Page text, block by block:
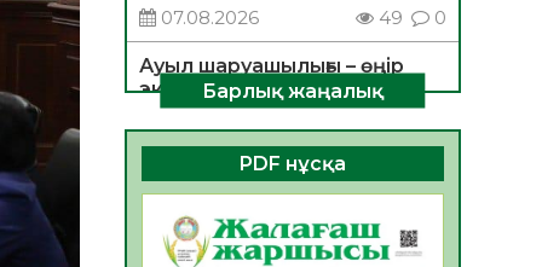
07.08.2026
49 0
Ауыл шаруашылығы – өңір
экономикасының негізгі
тірегі
06.08.2026
56 0
ҚОҒАМДЫҚ БЕЛСЕНДІЛІК –
ЕЛ ДАМУЫНЫҢ НЕГІЗІ
06.08.2026
54
Барлық жаңалық
PDF нұсқа